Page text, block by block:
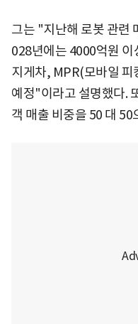
그는 "지난해 로봇 관련
028년에는 4000억원
지게차, MPR(모바일 피
예정"이라고 설명했다.
객 매출 비중을 50 대